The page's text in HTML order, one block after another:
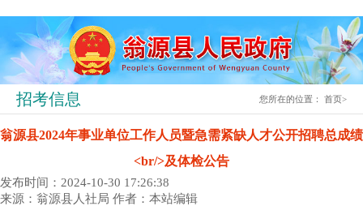
招考信息 您所在的位置：首页>
翁源县2024年事业单位工作人员暨急需紧缺人才公开招聘总成绩
<br/>及体检公告
发布时间：2024-10-30 17:26:38
来源：翁源县人社局 作者：本站编辑